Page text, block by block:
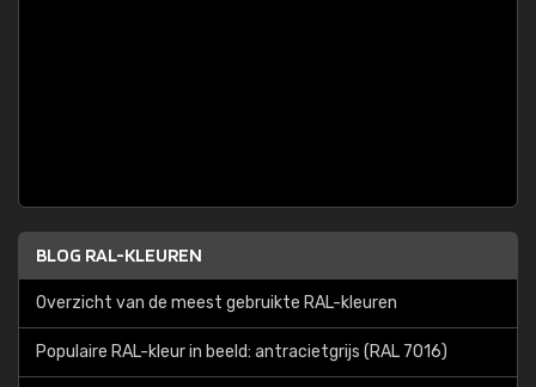
BLOG RAL-KLEUREN
Overzicht van de meest gebruikte RAL-kleuren
Populaire RAL-kleur in beeld: antracietgrijs (RAL 7016)